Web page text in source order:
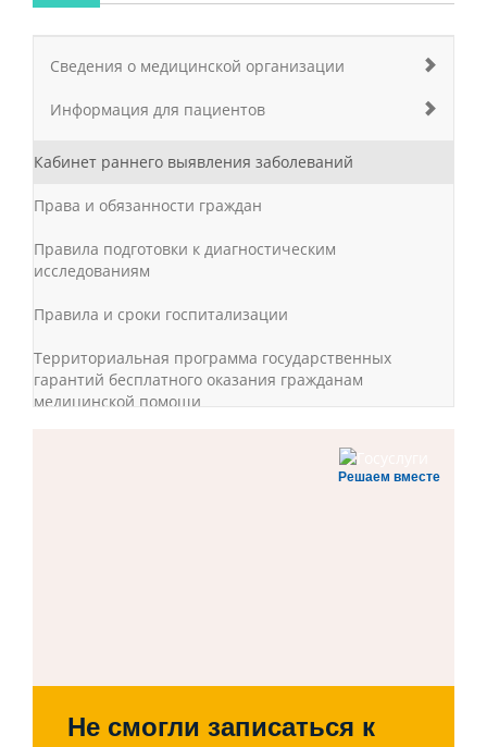
Сведения о медицинской организации
Информация для пациентов
Кабинет раннего выявления заболеваний
Права и обязанности граждан
Правила подготовки к диагностическим
исследованиям
Правила и сроки госпитализации
Территориальная программа государственных
гарантий бесплатного оказания гражданам
медицинской помощи
Основные требования подготовки пациента к сдаче
Решаем вместе
Не смогли записаться к